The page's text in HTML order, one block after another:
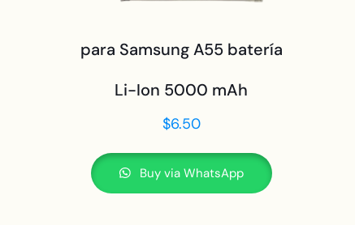
para Samsung A55 batería
Li-Ion 5000 mAh
$6.50
Buy via WhatsApp